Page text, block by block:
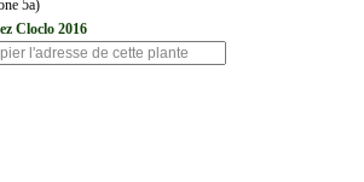
5a)
Cloclo 2016